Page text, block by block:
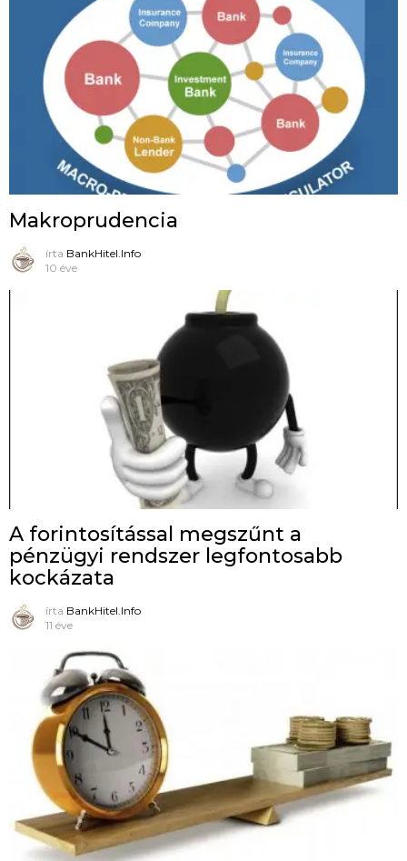
Makroprudencia
írta BankHitel.Info
10 éve
A forintosítással megszűnt a
pénzügyi rendszer legfontosabb
kockázata
írta BankHitel.Info
11 éve